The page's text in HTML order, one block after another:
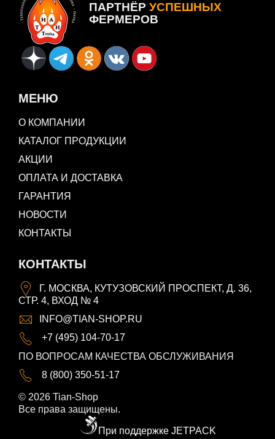
ПАРТНЁР УСПЕШНЫХ
ФЕРМЕРОВ
МЕНЮ
О КОМПАНИИ
КАТАЛОГ ПРОДУКЦИИ
АКЦИИ
ОПЛАТА И ДОСТАВКА
ГАРАНТИЯ
НОВОСТИ
КОНТАКТЫ
КОНТАКТЫ
Г. МОСКВА, КУТУЗОВСКИЙ ПРОСПЕКТ, Д. 36,
СТР. 4, ВХОД № 4
INFO@TIAN-SHOP.RU
+7 (495) 104-70-17
ПО ВОПРОСАМ КАЧЕСТВА ОБСЛУЖИВАНИЯ
8 (800) 350-51-17
© 2026 Tian-Shop
Все права защищены.
При поддержке JETPACK